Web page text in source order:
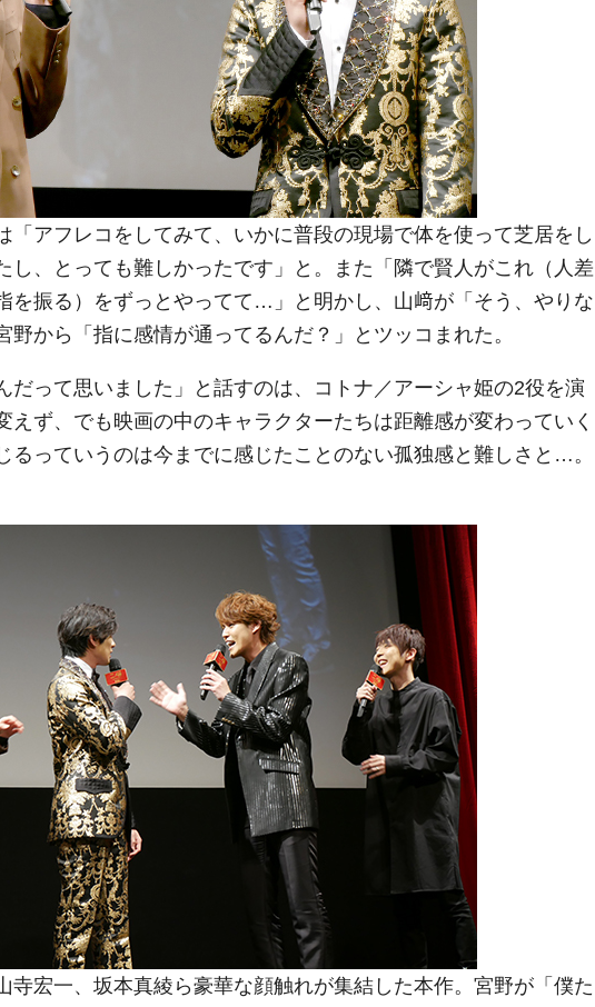
アフレコをしてみて、いかに普段の現場で体を使って芝居をし
し、とっても難しかったです」と。また「隣で賢人がこれ（人差
を振る）をずっとやってて…」と明かし、山﨑が「そう、やりな
から「指に感情が通ってるんだ？」とツッコまれた。
だって思いました」と話すのは、コトナ／アーシャ姫の2役を演
えず、でも映画の中のキャラクターたちは距離感が変わっていく
るっていうのは今までに感じたことのない孤独感と難しさと…。
宏一、坂本真綾ら豪華な顔触れが集結した本作。宮野が「僕た